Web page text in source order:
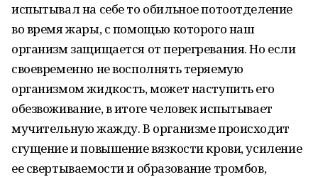
испытывал на себе то обильное потоотделение
во время жары, с помощью которого наш
организм защищается от перегревания. Но если
своевременно не восполнять теряемую
организмом жидкость, может наступить его
обезвоживание, в итоге человек испытывает
мучительную жажду. В организме происходит
сгущение и повышение вязкости крови, усиление
ее свертываемости и образование тромбов,